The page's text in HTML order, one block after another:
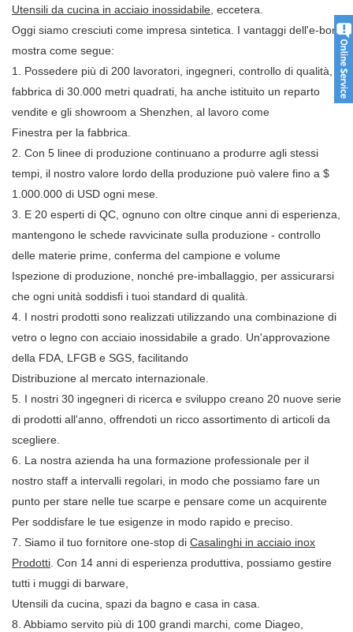
Utensili da cucina in acciaio inossidabile , eccetera.
Oggi siamo cresciuti come impresa sintetica. I vantaggi dell'e-bon
mostra come segue:
1. Possedere più di 200 lavoratori, ingegneri, controllo di qualità,
fabbrica di 30.000 metri quadrati, ha anche istituito un reparto
vendite e gli showroom a Shenzhen, al lavoro come
Finestra per la fabbrica.
2. Con 5 linee di produzione continuano a produrre agli stessi
tempi, il nostro valore lordo della produzione può valere fino a $
1.000.000 di USD ogni mese.
3. E 20 esperti di QC, ognuno con oltre cinque anni di esperienza,
mantengono le schede ravvicinate sulla produzione - controllo
delle materie prime, conferma del campione e volume
Ispezione di produzione, nonché pre-imballaggio, per assicurarsi
che ogni unità soddisfi i tuoi standard di qualità.
4. I nostri prodotti sono realizzati utilizzando una combinazione di
vetro o legno con acciaio inossidabile a grado. Un'approvazione
della FDA, LFGB e SGS, facilitando
Distribuzione al mercato internazionale.
5. I nostri 30 ingegneri di ricerca e sviluppo creano 20 nuove serie
di prodotti all'anno, offrendoti un ricco assortimento di articoli da
scegliere.
6. La nostra azienda ha una formazione professionale per il
nostro staff a intervalli regolari, in modo che possiamo fare un
punto per stare nelle tue scarpe e pensare come un acquirente
Per soddisfare le tue esigenze in modo rapido e preciso.
7. Siamo il tuo fornitore one-stop di Casalinghi in acciaio inox
Prodotti . Con 14 anni di esperienza produttiva, possiamo gestire
tutti i muggi di barware,
Utensili da cucina, spazi da bagno e casa in casa.
8. Abbiamo servito più di 100 grandi marchi, come Diageo,